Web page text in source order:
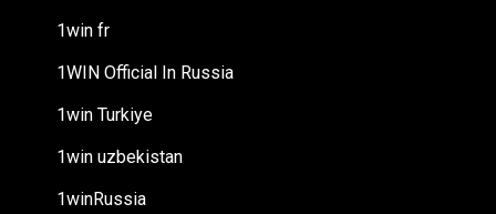
1win fr
1WIN Official In Russia
1win Turkiye
1win uzbekistan
1winRussia